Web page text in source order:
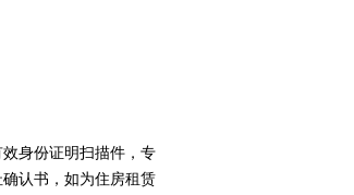
身份证明扫描件，专
认书，如为住房租赁